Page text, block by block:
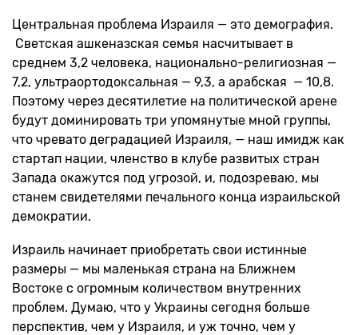
Центральная проблема Израиля — это демография.
Светская ашкеназская семья насчитывает в
среднем 3,2 человека, национально-религиозная —
7,2, ультраортодоксальная — 9,3, а арабская — 10,8.
Поэтому через десятилетие на политической арене
будут доминировать три упомянутые мной группы,
что чревато деградацией Израиля, — наш имидж как
стартап нации, членство в клубе развитых стран
Запада окажутся под угрозой, и, подозреваю, мы
станем свидетелями печального конца израильской
демократии.
Израиль начинает приобретать свои истинные
размеры — мы маленькая страна на Ближнем
Востоке с огромным количеством внутренних
проблем. Думаю, что у Украины сегодня больше
перспектив, чем у Израиля, и уж точно, чем у